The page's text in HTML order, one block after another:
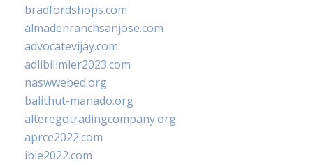
bradfordshops.com
almadenranchsanjose.com
advocatevijay.com
adlibilimler2023.com
naswwebed.org
balithut-manado.org
alteregotradingcompany.org
aprce2022.com
ibie2022.com